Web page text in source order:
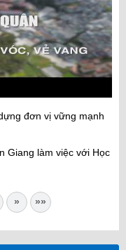
đơn vị vững mạnh
Giang làm việc với Học
» »»